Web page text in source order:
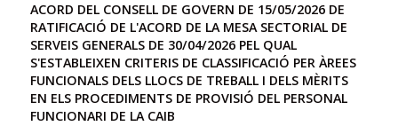
ACORD DEL CONSELL DE GOVERN DE 15/05/2026 DE
RATIFICACIÓ DE L'ACORD DE LA MESA SECTORIAL DE
SERVEIS GENERALS DE 30/04/2026 PEL QUAL
S'ESTABLEIXEN CRITERIS DE CLASSIFICACIÓ PER ÀREES
FUNCIONALS DELS LLOCS DE TREBALL I DELS MÈRITS
EN ELS PROCEDIMENTS DE PROVISIÓ DEL PERSONAL
FUNCIONARI DE LA CAIB